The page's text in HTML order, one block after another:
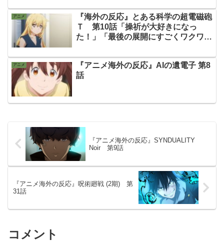
アニメ
『海外の反応』とある科学の超電磁砲
Ｔ 第10話「操祈が大好きになっ
た！」「最後の展開にすごくワクワク
アニメ
『アニメ海外の反応』AIの遺電子 第8
話
『アニメ海外の反応』SYNDUALITY
Noir 第9話
『アニメ海外の反応』呪術廻戦 (2期) 第
31話
コメント